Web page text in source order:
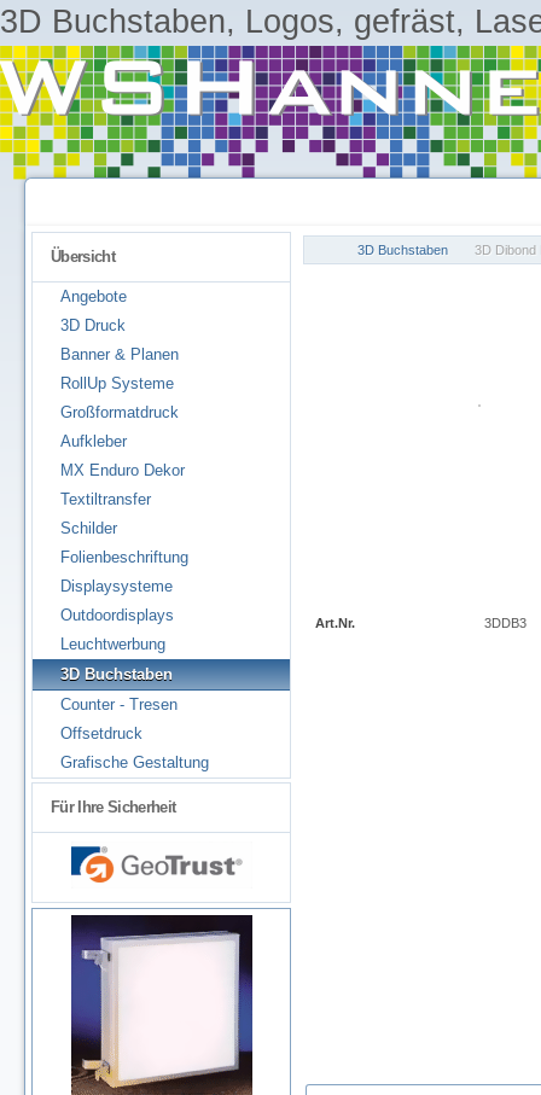
3D Buchstaben, Logos, gefräst,
Übersicht
Angebote
3D Druck
Banner & Planen
RollUp Systeme
Großformatdruck
Aufkleber
MX Enduro Dekor
Textiltransfer
Schilder
Folienbeschriftung
Displaysysteme
Outdoordisplays
Leuchtwerbung
3D Buchstaben
Counter - Tresen
Offsetdruck
Grafische Gestaltung
Für Ihre Sicherheit
3D Buchstaben 3D Dibond
Art.Nr. 3DDB3